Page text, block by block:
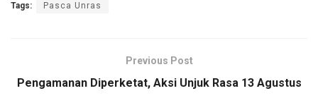
ce
o
tt ail
A
p
n
k
Tags: Pasca Unras
Previous Post
Pengamanan Diperketat, Aksi Unjuk Rasa 13 Agustus